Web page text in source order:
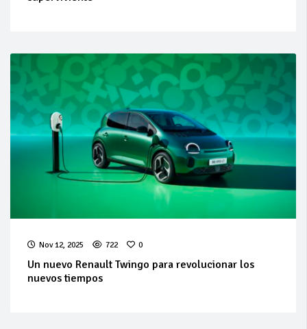
Nov 12, 2025 722 0
Un nuevo Renault Twingo para revolucionar los
nuevos tiempos